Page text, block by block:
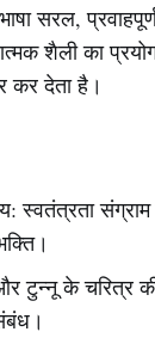
सरल,
शैली का
कर देता है।
स्वतंत्रता संग्राम
टुन्नू के चरित्र